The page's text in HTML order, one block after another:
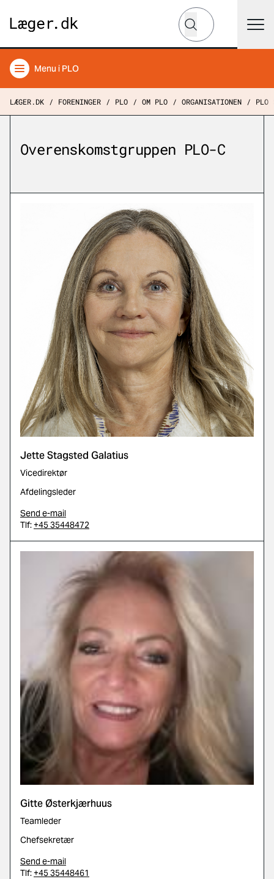
Hvad leder du efter?
Søg
Menu i PLO
LÆGER.DK FORENINGER PLO OM PLO ORGANISATIONEN PLO
Overenskomstgruppen PLO-C
Jette Stagsted Galatius
Vicedirektør
Afdelingsleder
Send e-mail
Tlf:+45 35448472
Gitte Østerkjærhuus
Teamleder
Chefsekretær
Send e-mail
Tlf:+45 35448461